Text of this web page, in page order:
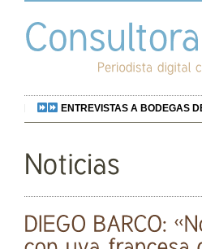
ENTREVISTAS A BODEGAS